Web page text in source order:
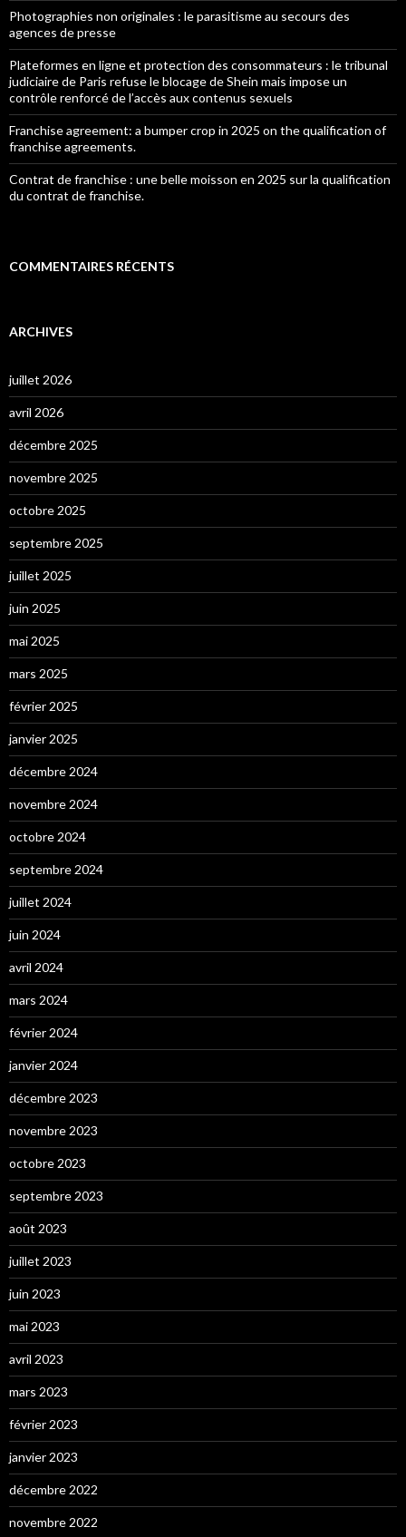
Photographies non originales : le parasitisme au secours des
agences de presse
Plateformes en ligne et protection des consommateurs : le tribunal
judiciaire de Paris refuse le blocage de Shein mais impose un
contrôle renforcé de l’accès aux contenus sexuels
Franchise agreement: a bumper crop in 2025 on the qualification of
franchise agreements.
Contrat de franchise : une belle moisson en 2025 sur la qualification
du contrat de franchise.
COMMENTAIRES RÉCENTS
ARCHIVES
juillet 2026
avril 2026
décembre 2025
novembre 2025
octobre 2025
septembre 2025
juillet 2025
juin 2025
mai 2025
mars 2025
février 2025
janvier 2025
décembre 2024
novembre 2024
octobre 2024
septembre 2024
juillet 2024
juin 2024
avril 2024
mars 2024
février 2024
janvier 2024
décembre 2023
novembre 2023
octobre 2023
septembre 2023
août 2023
juillet 2023
juin 2023
mai 2023
avril 2023
mars 2023
février 2023
janvier 2023
décembre 2022
novembre 2022